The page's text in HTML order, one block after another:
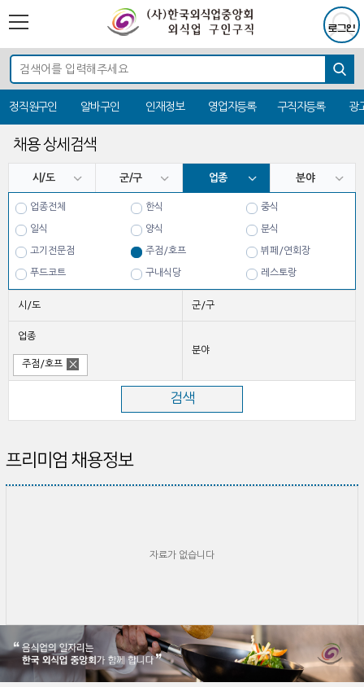
정직원구인 알바구인 인재정보 영업자등록 구직자등록 광
채용 상세검색
시/도 군/구 업종 분야
업종전체 한식 중식
일식 양식 분식
고기전문점 주점/호프 뷔페/연회장
푸드코트 구내식당 레스토랑
시/도
군/구
업종
주점/호프
분야
프리미엄 채용정보
자료가 없습니다